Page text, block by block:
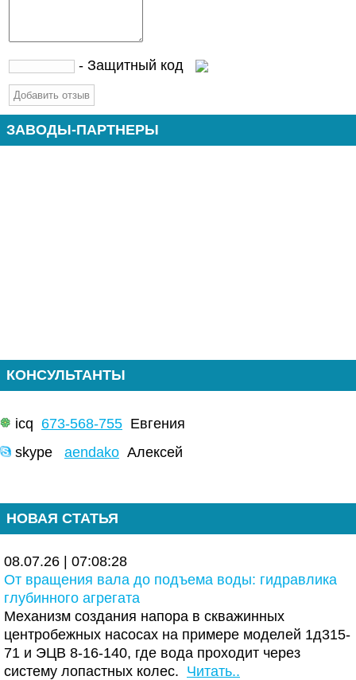
- Защитный код
ЗАВОДЫ-ПАРТНЕРЫ
КОНСУЛЬТАНТЫ
icq 673-568-755 Евгения
skype aendako Алексей
НОВАЯ СТАТЬЯ
08.07.26 | 07:08:28
От вращения вала до подъема воды: гидравлика
глубинного агрегата
Механизм создания напора в скважинных
центробежных насосах на примере моделей 1д315-
71 и ЭЦВ 8-16-140, где вода проходит через
систему лопастных колес. Читать..